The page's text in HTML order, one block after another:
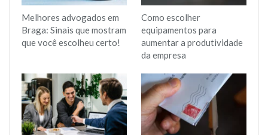
Melhores advogados em
Braga: Sinais que mostram
que você escolheu certo!
Como escolher
equipamentos para
aumentar a produtividade
da empresa